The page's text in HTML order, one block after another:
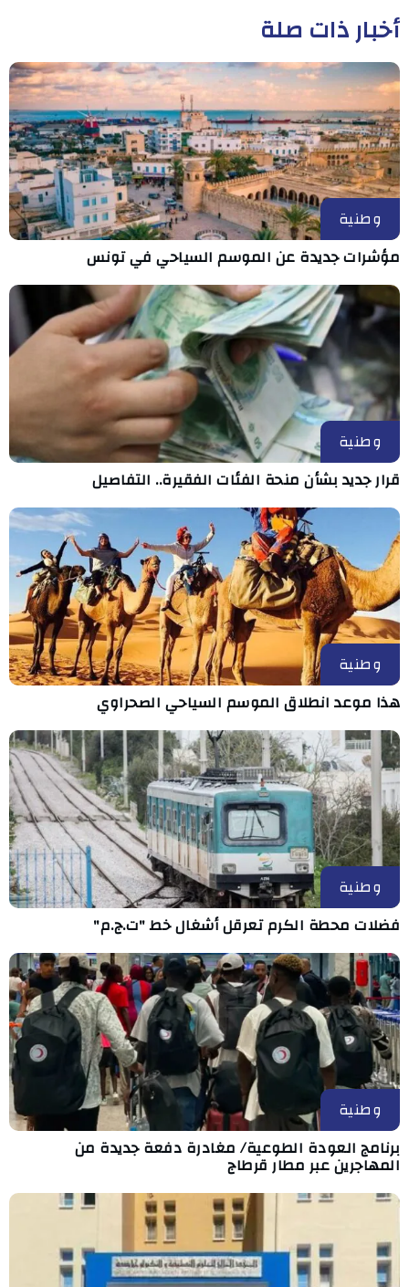
أخبار ذات صلة
وطنية
مؤشرات جديدة عن الموسم السياحي في تونس
وطنية
قرار جديد بشأن منحة الفئات الفقيرة.. التفاصيل
وطنية
هذا موعد انطلاق الموسم السياحي الصحراوي
وطنية
فضلات محطة الكرم تعرقل أشغال خط "ت.ج.م"
وطنية
برنامج العودة الطوعية/ مغادرة دفعة جديدة من
المهاجرين عبر مطار قرطاج